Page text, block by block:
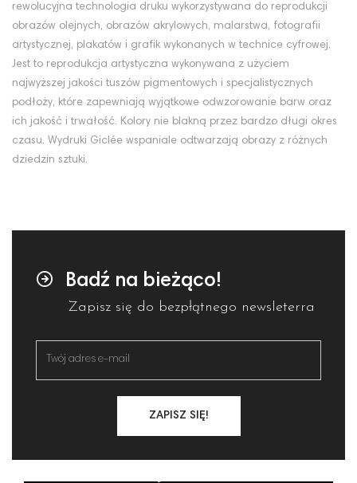
rewolucyjna technologia druku wykorzystywana do reprodukcji
obrazów olejnych, obrazów akrylowych, malarstwa, fotografii
artystycznej, plakatów i grafik wykonanych w technice cyfrowej.
Jest to reprodukcja artystyczna wykonywana z użyciem
najwyższej jakości tuszów pigmentowych i specjalistycznych
podłoży, które zapewniają wyjątkowe odwzorowanie barw oraz
ich jakość i trwałość. Kolory nie blakną przez bardzo długi okres
czasu. Wydruki Giclée wspaniale odtwarzają obrazy z różnych
dziedzin sztuki.
Badź na bieżąco!
Zapisz się do bezpłątnego newsleterra
ZAPISZ SIĘ!